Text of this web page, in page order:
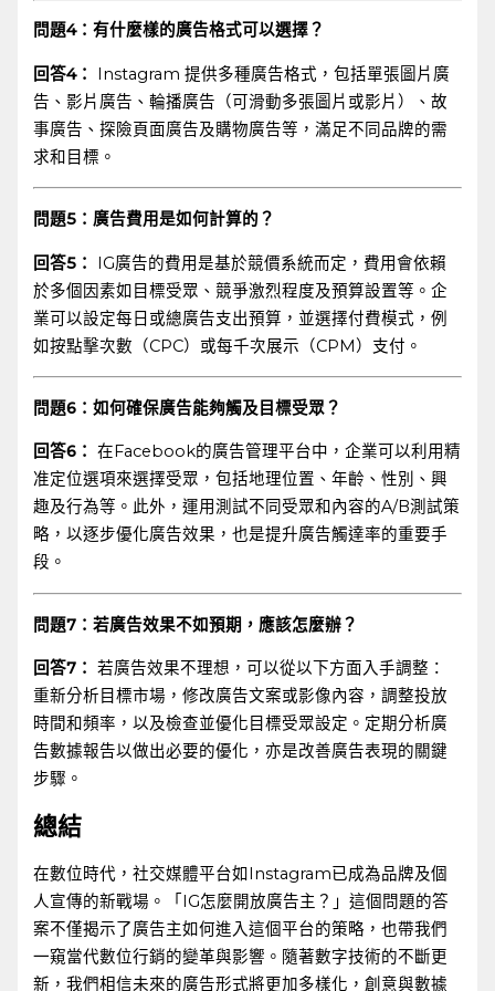
問題4：有什麼樣的廣告格式可以選擇？
回答4：
Instagram 提供多種廣告格式，包括單張圖片廣
告、影片廣告、輪播廣告（可滑動多張圖片或影片）、故
事廣告、探險頁面廣告及購物廣告等，滿足不同品牌的需
求和目標。
問題5：廣告費用是如何計算的？
回答5：
IG廣告的費用是基於競價系統而定，費用會依賴
於多個因素如目標受眾、競爭激烈程度及預算設置等。企
業可以設定每日或總廣告支出預算，並選擇付費模式，例
如按點擊次數（CPC）或每千次展示（CPM）支付。
問題6：如何確保廣告能夠觸及目標受眾？
回答6： 在Facebook的廣告管理平台中，企業可以利用精
准定位選項來選擇受眾，包括地理位置、年齡、性別、興
趣及行為等。此外，運用測試不同受眾和內容的A/B測試策
略，以逐步優化廣告效果，也是提升廣告觸達率的重要手
段。
問題7：若廣告效果不如預期，應該怎麼辦？
回答7： 若廣告效果不理想，可以從以下方面入手調整：
重新分析目標市場，修改廣告文案或影像內容，調整投放
時間和頻率，以及檢查並優化目標受眾設定。定期分析廣
告數據報告以做出必要的優化，亦是改善廣告表現的關鍵
步驟。
總結
在數位時代，社交媒體平台如Instagram已成為品牌及個
人宣傳的新戰場。「IG怎麼開放廣告主？」這個問題的答
案不僅揭示了廣告主如何進入這個平台的策略，也帶我們
一窺當代數位行銷的變革與影響。隨著數字技術的不斷更
新，我們相信未來的廣告形式將更加多樣化，創意與數據